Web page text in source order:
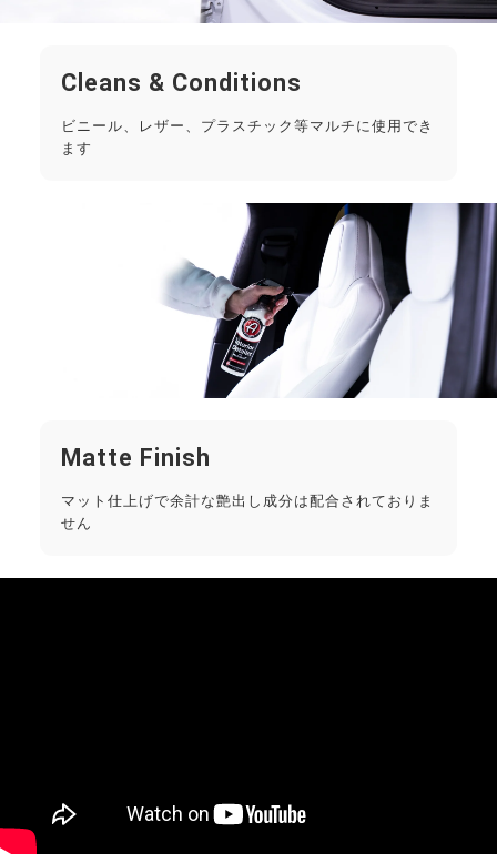
Cleans & Conditions
ビニール、レザー、プラスチック等マルチに使用でき
ます
Matte Finish
マット仕上げで余計な艶出し成分は配合されておりま
せん